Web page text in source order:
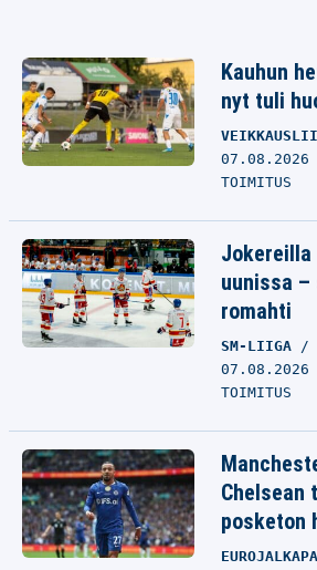
Kauhun
nyt tuli
TOIMITUS
uunissa
romahti
SM-LIIGA
TOIMITUS
Chelsean
posketon